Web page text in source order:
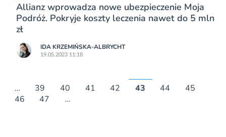
Allianz wprowadza nowe ubezpieczenie Moja
Podróż. Pokryje koszty leczenia nawet do 5 mln
zł
IDA KRZEMIŃSKA-ALBRYCHT
19.05.2023 11:18
… 39 40 41 42 43 44
45
46
47 …